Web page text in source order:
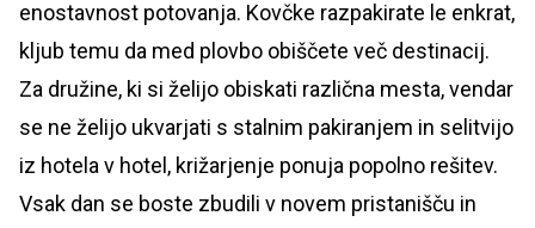
enostavnost potovanja. Kovčke razpakirate le enkrat,
kljub temu da med plovbo obiščete več destinacij.
Za družine, ki si želijo obiskati različna mesta, vendar
se ne želijo ukvarjati s stalnim pakiranjem in selitvijo
iz hotela v hotel, križarjenje ponuja popolno rešitev.
Vsak dan se boste zbudili v novem pristanišču in